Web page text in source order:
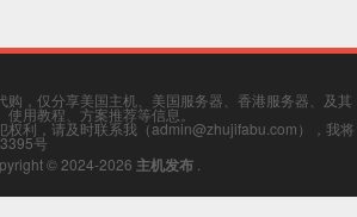
购，仅分享美国主机、美国服务器、香港服务器、及其
使用教程、方案推荐等信息。
权利，请及时联系我（admin@zhujifabu.com），我将
号
© 2024-2026 主机发布.